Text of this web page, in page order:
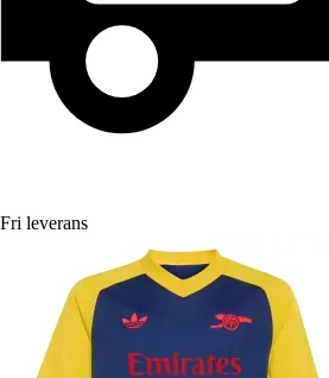
Fri leverans